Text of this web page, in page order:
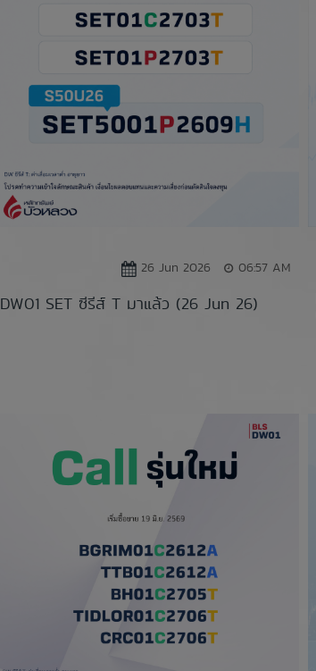
26 Jun 2026 06:57 AM
DW01 SET ซีรีส์ T มาแล้ว (26 Jun 26)